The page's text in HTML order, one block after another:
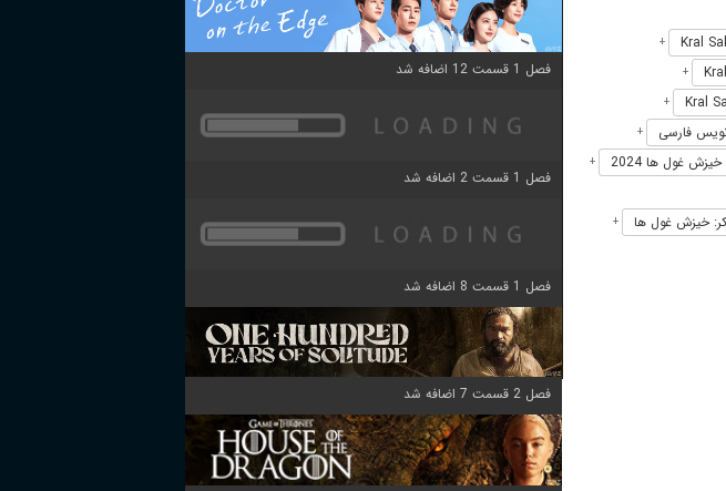
+
+
+
+
غول ها 2024 +
خیزش غول ها +
فصل 1 قسمت 12 اضافه شد
فصل 1 قسمت 2 اضافه شد
فصل 1 قسمت 8 اضافه شد
فصل 2 قسمت 7 اضافه شد